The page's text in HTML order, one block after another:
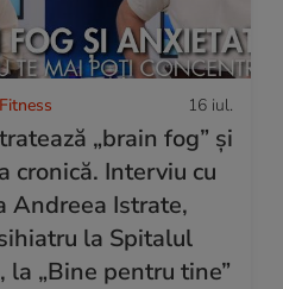
16 iul.
„brain fog” și
cronică. Interviu cu
Andreea Istrate,
la Spitalul
la „Bine pentru tine”